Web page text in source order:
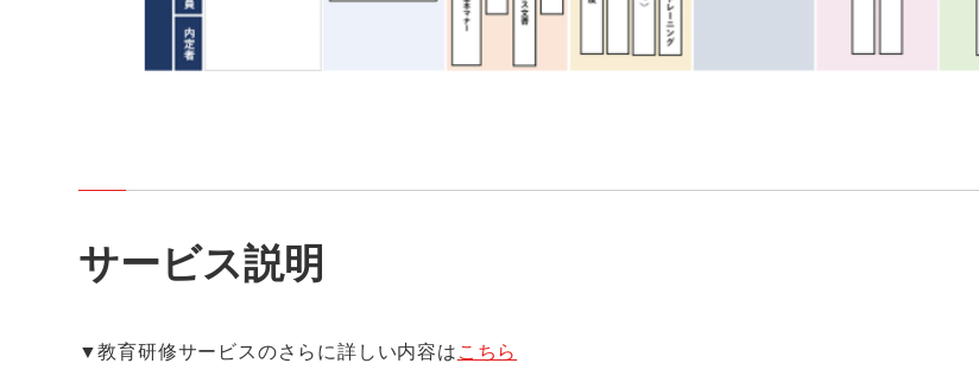
サービス説明
▼教育研修サービスのさらに詳しい内容はこちら